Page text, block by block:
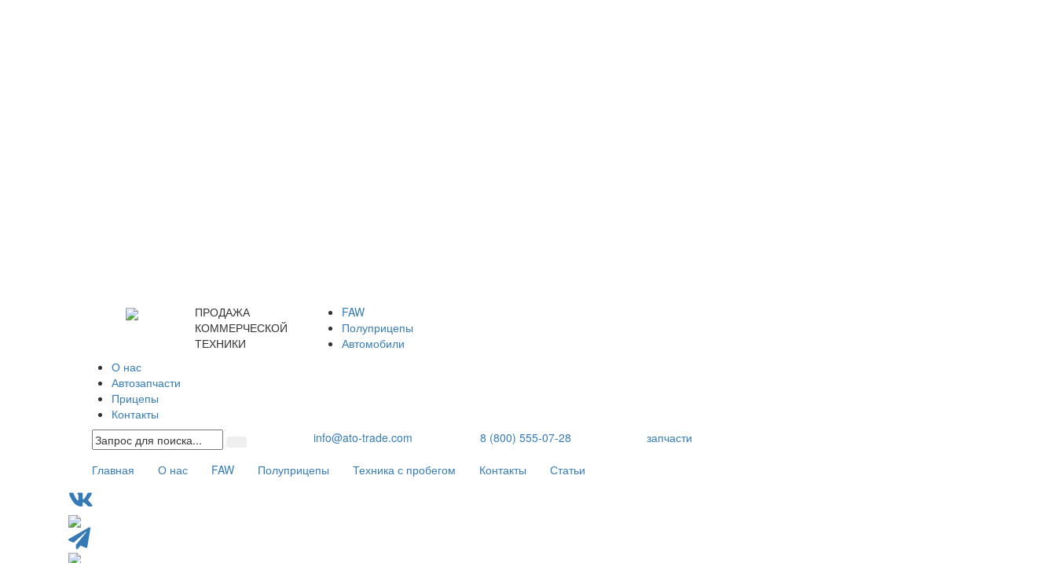
ПРОДАЖА
КОММЕРЧЕСКОЙ
ТЕХНИКИ
FAW
Полуприцепы
Автомобили
О нас
Автозапчасти
Прицепы
Контакты
Search
info@ato-trade.com 8 (800) 555-07-28 запчасти
Главная О нас FAW Полуприцепы Техника с пробегом Контакты Статьи